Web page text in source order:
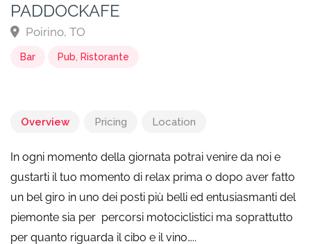
PADDOCKAFE
Poirino, TO
Bar Pub Ristorante
Overview Pricing Location
In ogni momento della giornata potrai venire da noi e
gustarti il tuo momento di relax prima o dopo aver fatto
un bel giro in uno dei posti più belli ed entusiasmanti del
piemonte sia per percorsi motociclistici ma soprattutto
per quanto riguarda il cibo e il vino…..